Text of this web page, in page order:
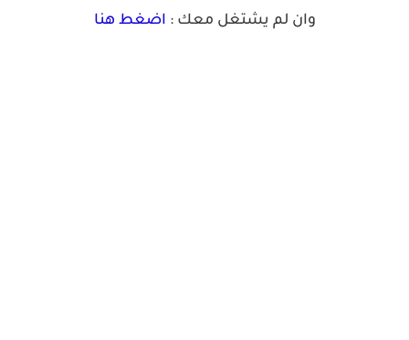
وان لم يشتغل معك : اضغط هنا